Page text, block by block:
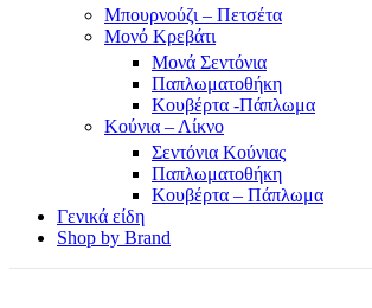
Μπουρνούζι – Πετσέτα
Μονό Κρεβάτι
Μονά Σεντόνια
Παπλωματοθήκη
Κουβέρτα -Πάπλωμα
Κούνια – Λίκνο
Σεντόνια Κούνιας
Παπλωματοθήκη
Κουβέρτα – Πάπλωμα
Γενικά είδη
Shop by Brand